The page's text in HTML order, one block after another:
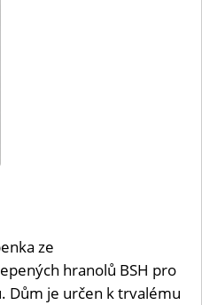
ze
hranolů BSH pro
Dům je určen k trvalému